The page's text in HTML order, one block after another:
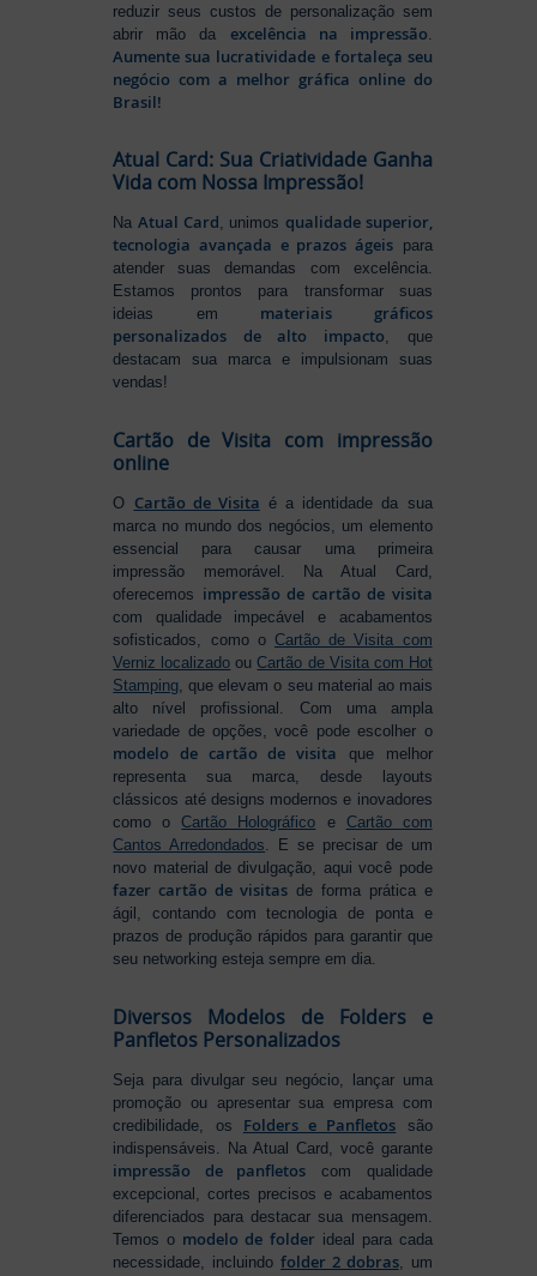
reduzir seus custos de personalização sem
abrir mão da excelência na impressão
Aumente sua lucratividade e fortaleça seu
negócio com a melhor gráfica online do
Brasil!
Atual Card: Sua Criatividade Ganha
Vida com Nossa Impressão!
Na Atual Card, unimos qualidade superior,
tecnologia avançada e prazos ágeispara
atender suas demandas com excelência.
Estamos prontos para transformar suas
ideias em materiais gráficos
personalizados de alto impacto, que
destacam sua marca e impulsionam suas
vendas!
Cartão de Visita com impressão
online
O Cartão de Visita é a identidade da sua
marca no mundo dos negócios, um elemento
essencial para causar uma primeira
impressão memorável. Na Atual Card,
oferecemos impressão de cartão de visita
com qualidade impecável e acabamentos
sofisticados, como o Cartão de Visita com
Verniz localizado ouCartão de Visita com Hot
Stamping , que elevam o seu material ao mais
alto nível profissional. Com uma ampla
variedade de opções, você pode escolher o
modelo de cartão de visita que melhor
representa sua marca, desde layouts
clássicos até designs modernos e inovadores
como oCartão Holográfico e Cartão com
Cantos Arredondados . E se precisar de um
novo material de divulgação, aqui você pode
fazer cartão de visitas de forma prática e
ágil, contando com tecnologia de ponta e
prazos de produção rápidos para garantir que
seu networking esteja sempre em dia.
Diversos Modelos de Folders e
Panfletos Personalizados
Seja para divulgar seu negócio, lançar uma
promoção ou apresentar sua empresa com
credibilidade, os Folders e Panfletos são
indispensáveis. Na Atual Card, você garante
impressão de panfletos com qualidade
excepcional, cortes precisos e acabamentos
diferenciados para destacar sua mensagem.
Temos o modelo de folder ideal para cada
necessidade, incluindofolder 2 dobras, um